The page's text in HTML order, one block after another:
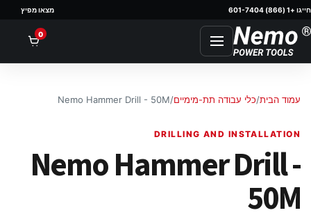
חייגו +1 (866) 601-7404 מצאו מפיץ
0
עמוד הבית/כלי עבודה תת-מימיים/
Nemo Hammer Drill - 50M
DRILLING AND INSTALLATION
Nemo Hammer Drill -
50M